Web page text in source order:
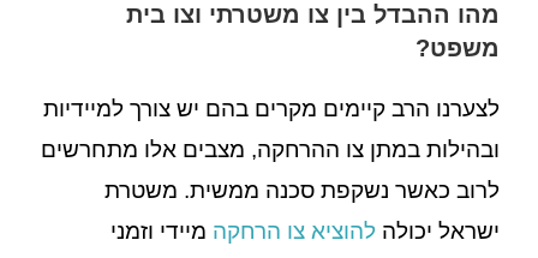
מהו ההבדל בין צו משטרתי וצו בית
משפט?
לצערנו הרב קיימים מקרים בהם יש צורך למיידיות
ובהילות במתן צו ההרחקה, מצבים אלו מתחרשים
לרוב כאשר נשקפת סכנה ממשית. משטרת
ישראל יכולה להוציא צו הרחקה מיידי וזמני